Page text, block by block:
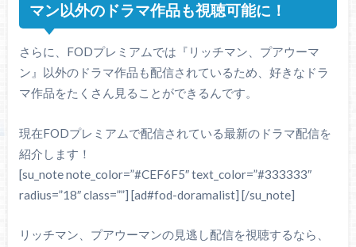
マン以外のドラマ作品も視聴可能に！
さらに、FODプレミアムでは『リッチマン、プアウーマ
ン』以外のドラマ作品も配信されているため、好きなドラ
マ作品をたくさん見ることができるんです。
現在FODプレミアムで配信されている最新のドラマ配信を
紹介します！
[su_note note_color=”#CEF6F5″ text_color=”#333333″
radius=”18″ class=””] [ad#fod-doramalist] [/su_note]
リッチマン、プアウーマンの見逃し配信を視聴するなら、